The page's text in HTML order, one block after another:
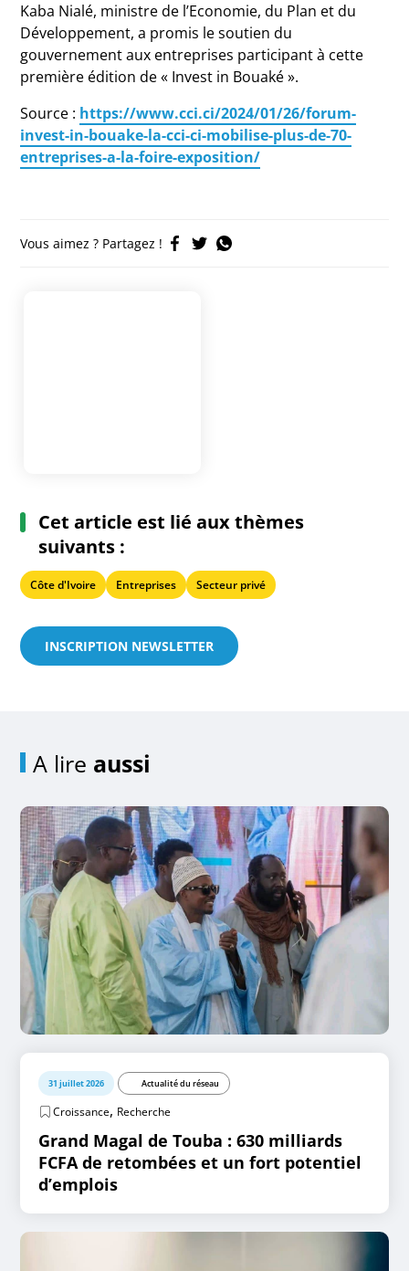
Kaba Nialé, ministre de l’Economie, du Plan et du
Développement, a promis le soutien du
gouvernement aux entreprises participant à cette
première édition de « Invest in Bouaké ».
Source : https://www.cci.ci/2024/01/26/forum-
invest-in-bouake-la-cci-ci-mobilise-plus-de-70-
entreprises-a-la-foire-exposition/
Vous aimez ? Partagez !
Cet article est lié aux thèmes
suivants :
Côte d'Ivoire Entreprises Secteur privé
INSCRIPTION NEWSLETTER
A lire aussi
31 juillet 2026 Actualité du réseau
Croissance, Recherche
Grand Magal de Touba : 630 milliards
FCFA de retombées et un fort potentiel
d’emplois